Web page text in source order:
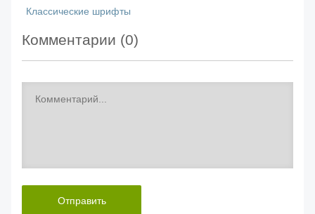
Классические шрифты
Комментарии (0)
Отправить